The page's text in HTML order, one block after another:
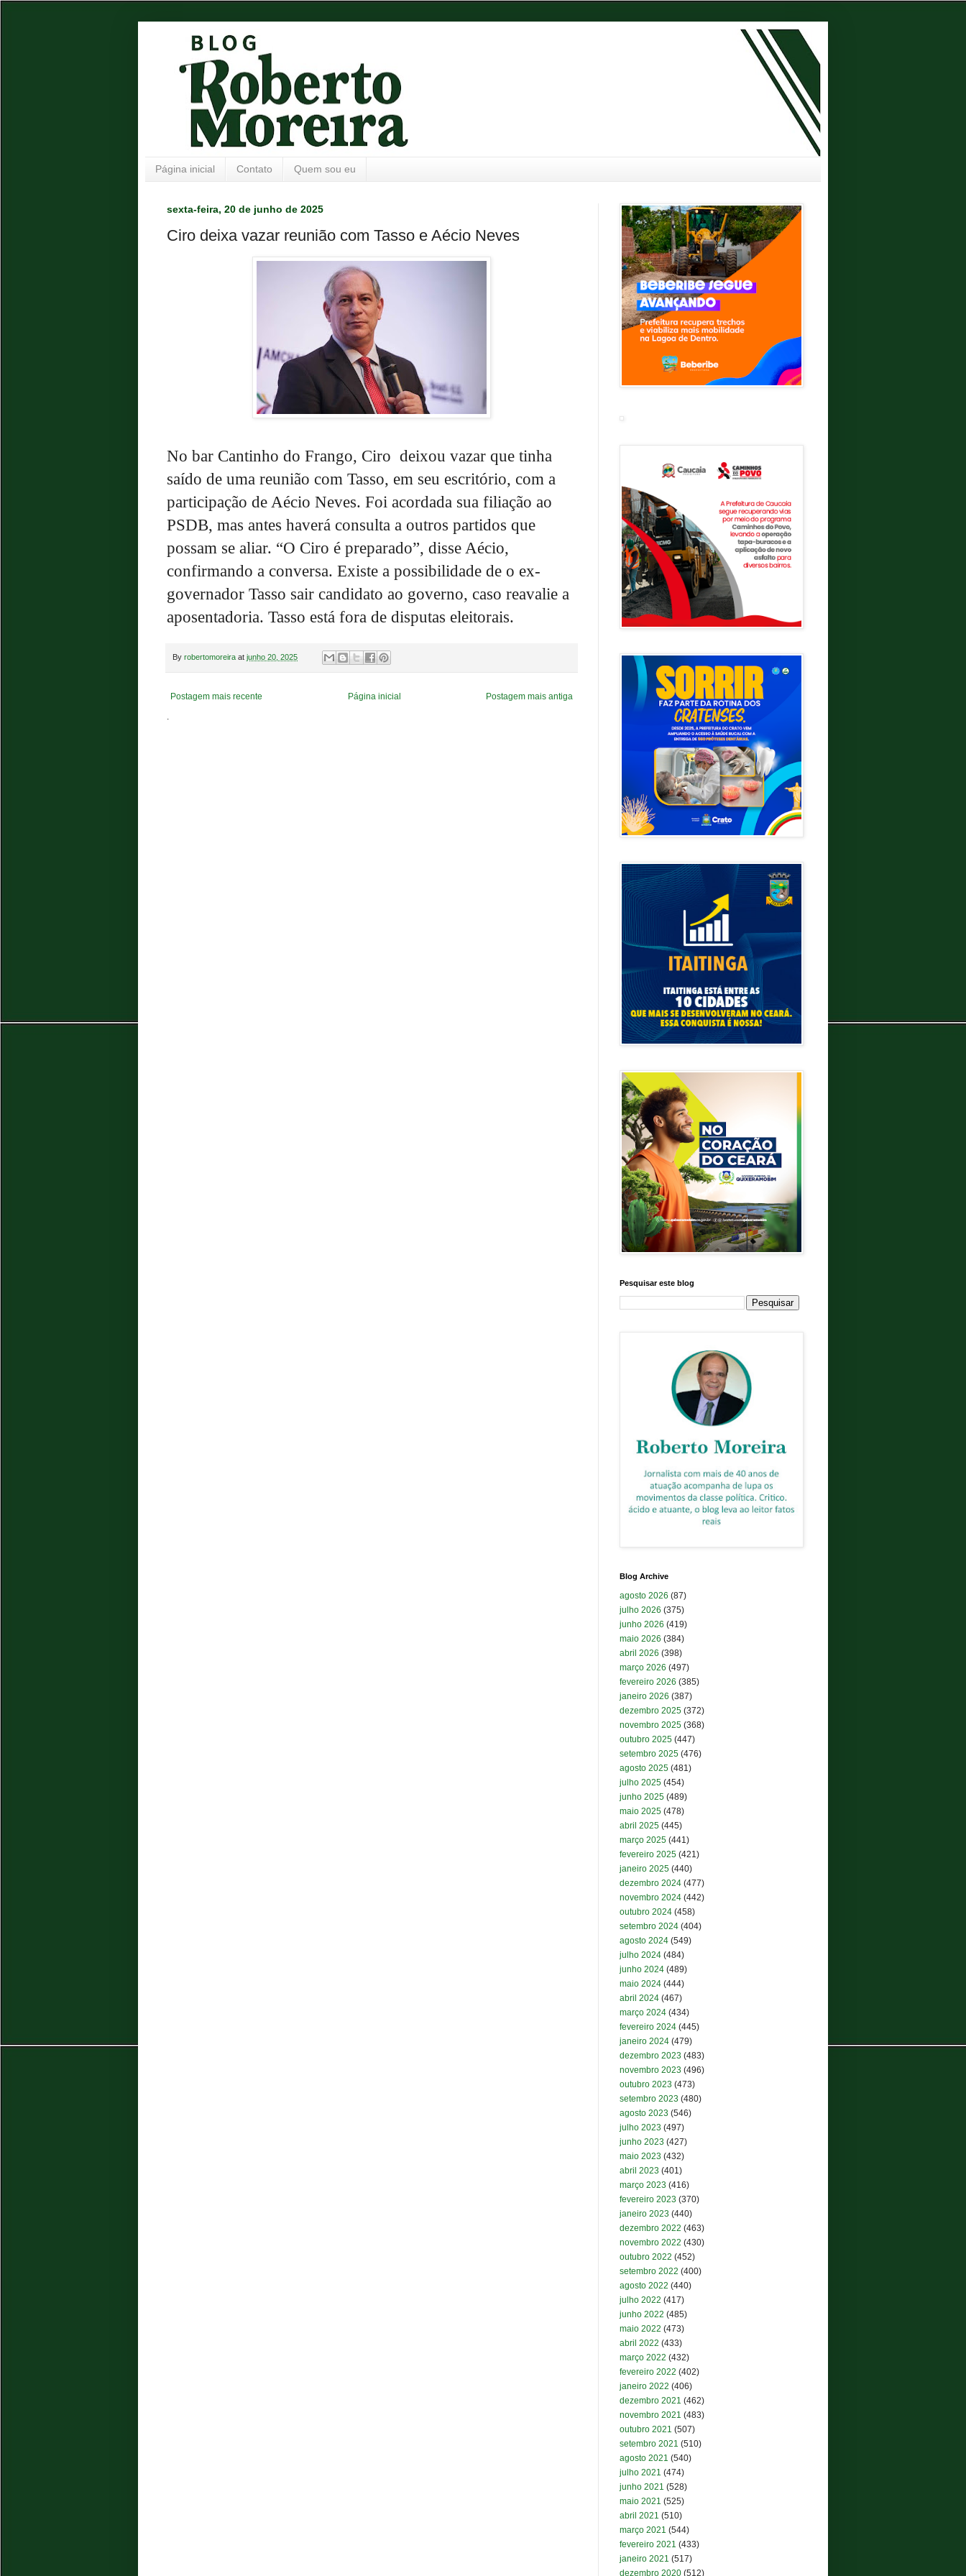
Página inicial Contato Quem sou eu
sexta-feira, 20 de junho de 2025
Ciro deixa vazar reunião com Tasso e Aécio Neves
No bar Cantinho do Frango, Ciro deixou vazar que tinha
saído de uma reunião com Tasso, em seu escritório, com a
participação de Aécio Neves. Foi acordada sua filiação ao
PSDB, mas antes haverá consulta a outros partidos que
possam se aliar. “O Ciro é preparado”, disse Aécio,
confirmando a conversa. Existe a possibilidade de o ex-
governador Tasso sair candidato ao governo, caso reavalie a
aposentadoria. Tasso está fora de disputas eleitorais.
By robertomoreira at junho 20, 2025
Postagem mais recente Postagem mais antiga
Página inicial
.
Pesquisar este blog
Blog Archive
agosto 2026 (87)
julho 2026 (375)
junho 2026 (419)
maio 2026 (384)
abril 2026 (398)
março 2026 (497)
fevereiro 2026 (385)
janeiro 2026 (387)
dezembro 2025 (372)
novembro 2025 (368)
outubro 2025 (447)
setembro 2025 (476)
agosto 2025 (481)
julho 2025 (454)
junho 2025 (489)
maio 2025 (478)
abril 2025 (445)
março 2025 (441)
fevereiro 2025 (421)
janeiro 2025 (440)
dezembro 2024 (477)
novembro 2024 (442)
outubro 2024 (458)
setembro 2024 (404)
agosto 2024 (549)
julho 2024 (484)
junho 2024 (489)
maio 2024 (444)
abril 2024 (467)
março 2024 (434)
fevereiro 2024 (445)
janeiro 2024 (479)
dezembro 2023 (483)
novembro 2023 (496)
outubro 2023 (473)
setembro 2023 (480)
agosto 2023 (546)
julho 2023 (497)
junho 2023 (427)
maio 2023 (432)
abril 2023 (401)
março 2023 (416)
fevereiro 2023 (370)
janeiro 2023 (440)
dezembro 2022 (463)
novembro 2022 (430)
outubro 2022 (452)
setembro 2022 (400)
agosto 2022 (440)
julho 2022 (417)
junho 2022 (485)
maio 2022 (473)
abril 2022 (433)
março 2022 (432)
fevereiro 2022 (402)
janeiro 2022 (406)
dezembro 2021 (462)
novembro 2021 (483)
outubro 2021 (507)
setembro 2021 (510)
agosto 2021 (540)
julho 2021 (474)
junho 2021 (528)
maio 2021 (525)
abril 2021 (510)
março 2021 (544)
fevereiro 2021 (433)
janeiro 2021 (517)
dezembro 2020 (512)